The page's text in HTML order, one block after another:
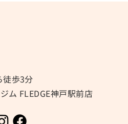
「体重」よりも「身体
ませんか？
徒歩3分
ム FLEDGE神戸駅前店